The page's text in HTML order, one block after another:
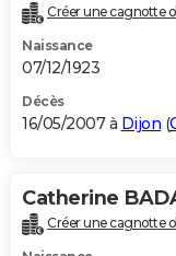
Créer une cagnotte
Naissance
07/12/1923
Décès
16/05/2007 à Dijon (
Catherine
Créer une cagnotte